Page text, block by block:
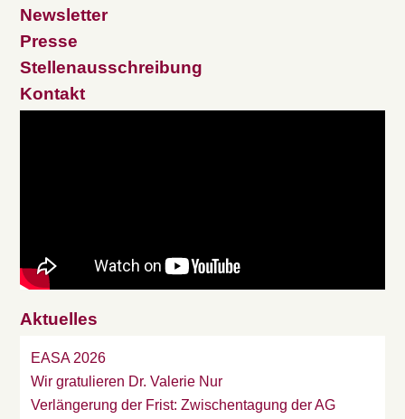
Newsletter
Presse
Stellenausschreibung
Kontakt
Aktuelles
EASA 2026
Wir gratulieren Dr. Valerie Nur
Verlängerung der Frist: Zwischentagung der AG